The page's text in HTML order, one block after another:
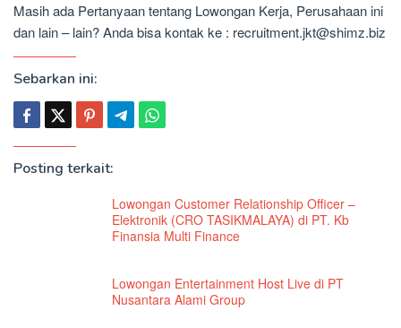
Masih ada Pertanyaan tentang Lowongan Kerja, Perusahaan ini
dan lain – lain? Anda bisa kontak ke : recruitment.jkt@shimz.biz
Sebarkan ini:
Posting terkait:
Lowongan Customer Relationship Officer –
Elektronik (CRO TASIKMALAYA) di PT. Kb
Finansia Multi Finance
Lowongan Entertainment Host Live di PT
Nusantara Alami Group